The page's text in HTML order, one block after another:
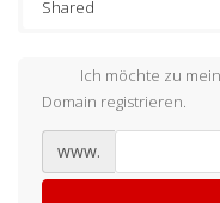
Ich möchte zu
Domain registrieren.
www.